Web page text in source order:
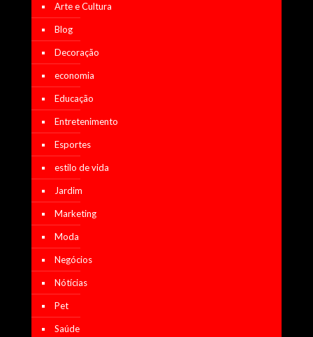
Arte e Cultura
Blog
Decoração
economia
Educação
Entretenimento
Esportes
estilo de vida
Jardim
Marketing
Moda
Negócios
Nótícias
Pet
Saúde